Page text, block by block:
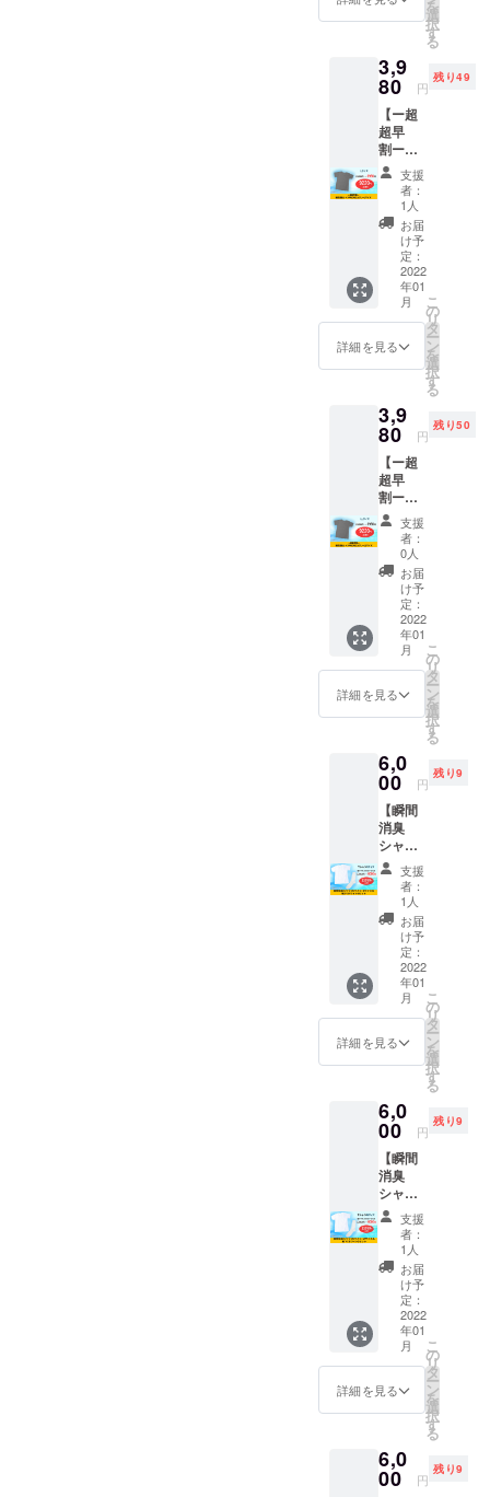
値段で
す。
レー）
お届け
しま
す。 定
価
13,200
円のと
ころ、
クラウ
ドファ
ンディ
ング特
別価
格ー超
超早
割ーの
3,980円
でご案
みのお
値段で
を
選
択
す
る
3,9
80 円
残り49
【ー超
超早
割ー瞬
間消臭
シャツ
PRONI
CAグ
レーLサ
イズ】
瞬間消
臭シャ
PRONI
CA（グ
レー）L
届けし
ます。
定価
13,200
円のと
ころ、
クラウ
ドファ
ンディ
ング特
別価
格ー超
超早
割ーの
3,980円
でご案
内しま
値段で
す。
支援
者：
1人
お届
け予
定：
2022
年01
月
詳細を見る
こ
の
リ
タ
ー
ン
を
選
択
す
る
3,9
80 円
残り50
【ー超
超早
割ー瞬
間消臭
シャツ
PRONI
CAグ
レーLL
サイ
ズ】 瞬
間消臭
シャツ
PRONI
CA（グ
レー）
お届け
しま
す。 定
価
13,200
円のと
ころ、
クラウ
ドファ
ンディ
ング特
別価
格ー超
超早
割ーの
3,980円
でご案
みのお
値段で
支援
者：
0人
お届
け予
定：
2022
年01
月
詳細を見る
こ
の
リ
タ
ー
ン
を
選
択
す
る
6,0
00 円
残り9
【瞬間
消臭
シャツ
（ホワ
イト）S
サイズ
＆靴下
（ホワ
イト）
セッ
ト】 瞬
間消臭
シャツ
PRONI
CA（ホ
イズと
瞬間消
臭靴下
PRONI
CA（ホ
ワイ
ト）を
セット
でお届
けしま
す。 定
価定価
17,050
円の商
品をク
ラウド
ファン
6,000円
でご案
支援
者：
1人
お届
け予
定：
2022
年01
月
詳細を見る
こ
の
リ
タ
ー
ン
を
選
択
す
る
6,0
00 円
残り9
【瞬間
消臭
シャツ
（ホワ
イト）
Mサイ
ズ＆靴
下（ホ
ワイ
ト）
セッ
ト】 瞬
間消臭
シャツ
PRONI
ト）M
サイズ
と瞬間
支援
者：
1人
お届
け予
定：
2022
年01
月
詳細を見る
こ
の
リ
タ
ー
ン
を
選
択
す
る
6,0
00 円
残り9